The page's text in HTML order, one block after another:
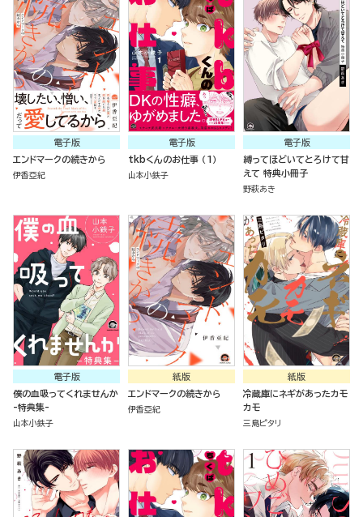
電子版
エンドマークの続きから
伊香亞紀
電子版
tkbくんのお仕事 （1）
山本小鉄子
電子版
縛ってほどいてとろけて甘
えて 特典小冊子
野萩あき
電子版
僕の血吸ってくれませんか
-特典集-
山本小鉄子
紙版
エンドマークの続きから
伊香亞紀
紙版
冷蔵庫にネギがあったカモ
カモ
三島ピタリ